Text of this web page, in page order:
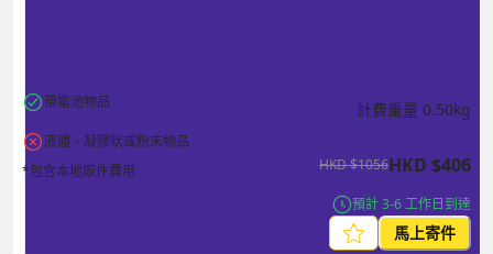
帶電池物品
液體、凝膠狀或粉末物品
*包含本地取件費用
計費重量 0.50kg
HKD$1056HKD $406
預計 3-6 工作日到達
馬上寄件